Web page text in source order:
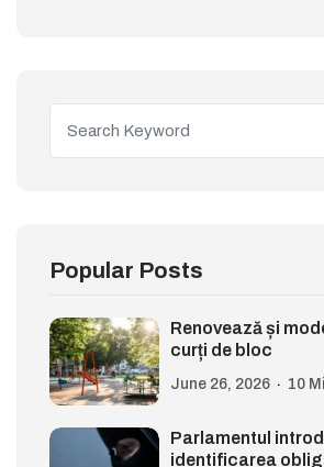
Popular Posts
Renovează și
curți de bloc
June 26, 2026 10
Parlamentul
identificarea